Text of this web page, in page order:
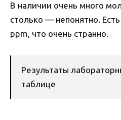
В наличии очень много
столько — непонятно.
ppm, что очень странно.
Результаты
таблице